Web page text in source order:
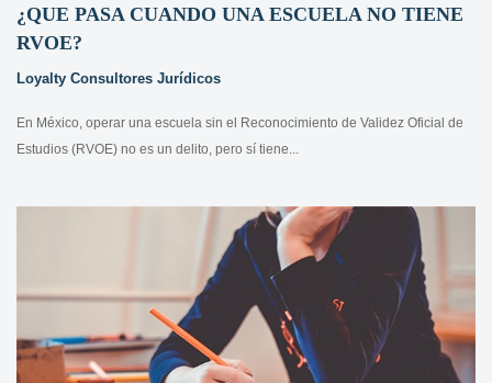
¿QUE PASA CUANDO UNA ESCUELA NO TIENE
RVOE?
Loyalty Consultores Jurídicos
En México, operar una escuela sin el Reconocimiento de Validez Oficial de
Estudios (RVOE) no es un delito, pero sí tiene...